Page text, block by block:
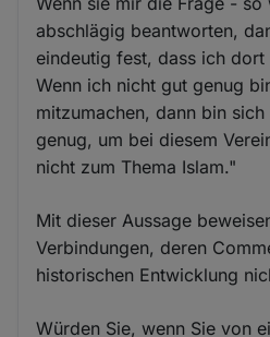
abschlägig beantworten,
eindeutig fest, dass ich dort
Wenn ich nicht gut genug
mitzumachen, dann bin
genug, um bei diesem
nicht zum Thema Islam."
Mit dieser Aussage
Verbindungen, deren
historischen Entwicklung
Würden Sie, wenn Sie von